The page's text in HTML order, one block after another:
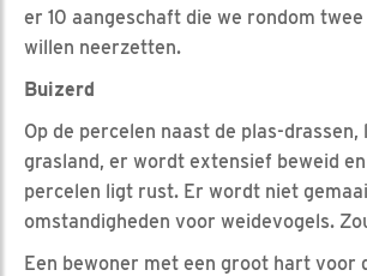
er 10 aangeschaft die we rondom
willen neerzetten.
Buizerd
Op de percelen naast de plas-
grasland, er wordt extensief beweid
percelen ligt rust. Er wordt niet
omstandigheden voor weidevogels.
Een bewoner met een groot hart voor